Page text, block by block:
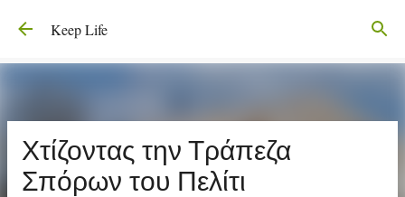
Μετάβαση στο κύριο περιεχόμενο
Keep Life
Χτίζοντας την Τράπεζα
Σπόρων του Πελίτι